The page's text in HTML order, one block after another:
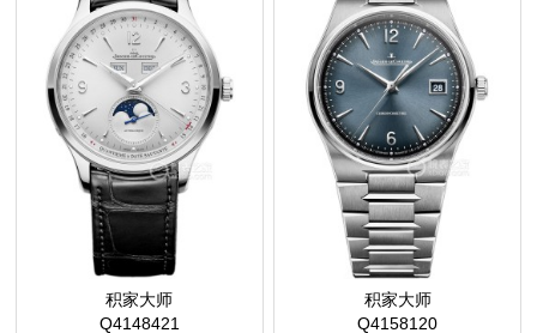
积家大师
Q4148421
积家大师
Q4158120